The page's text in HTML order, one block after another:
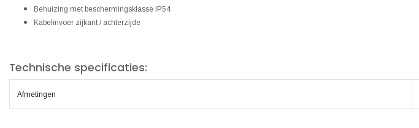
Behuizing met beschermingsklasse IP54
Kabelinvoer zijkant / achterzijde
Technische specificaties:
Afmetingen